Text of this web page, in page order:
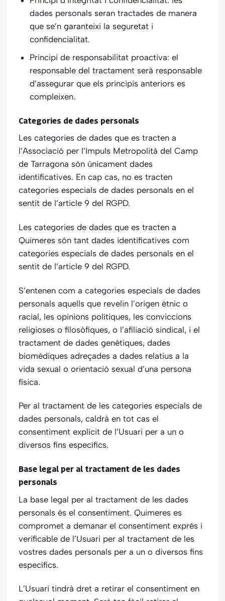
dades personals seran tractades de manera
que se’n garanteixi la seguretat i
confidencialitat.
Principi de responsabilitat proactiva: el
responsable del tractament serà responsable
d’assegurar que els principis anteriors es
compleixen.
Categories de dades personals
Les categories de dades que es tracten a
l’Associació per l’Impuls Metropolità del Camp
de Tarragona són únicament dades
identificatives. En cap cas, no es tracten
categories especials de dades personals en el
sentit de l’article 9 del RGPD.
Les categories de dades que es tracten a
Quimeres són tant dades identificatives com
categories especials de dades personals en el
sentit de l’article 9 del RGPD.
S’entenen com a categories especials de dades
personals aquells que revelin l’origen ètnic o
racial, les opinions polítiques, les conviccions
religioses o filosòfiques, o l’afiliació sindical, i el
tractament de dades genètiques, dades
biomèdiques adreçades a dades relatius a la
vida sexual o orientació sexual d’una persona
física.
Per al tractament de les categories especials de
dades personals, caldrà en tot cas el
consentiment explícit de l’Usuari per a un o
diversos fins específics.
Base legal per al tractament de les dades
personals
La base legal per al tractament de les dades
personals és el consentiment. Quimeres es
compromet a demanar el consentiment exprés i
verificable de l’Usuari per al tractament de les
vostres dades personals per a un o diversos fins
específics.
L’Usuari tindrà dret a retirar el consentiment en